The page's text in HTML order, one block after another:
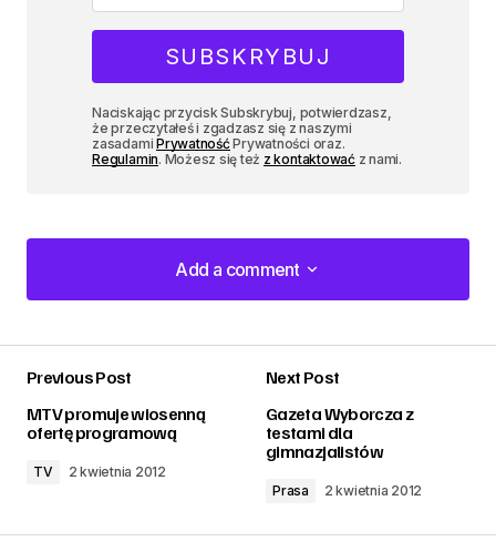
Naciskając przycisk Subskrybuj, potwierdzasz,
że przeczytałeś i zgadzasz się z naszymi
zasadamiPrywatnośćPrywatności oraz.
Regulamin. Możesz się też z kontaktowaćz nami.
Add a comment
Add a comment
Previous Post
MTV promuje wiosenną
ofertę programową
TV 2 kwietnia 2012
Next Post
Gazeta Wyborcza z
testami dla
gimnazjalistów
Prasa 2 kwietnia 2012